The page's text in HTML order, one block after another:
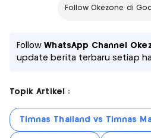
Follow Okezone di
FollowWhatsApp Channel
update berita terbaru setiap
Topik Artikel :
Timnas Thailand vs Timnas